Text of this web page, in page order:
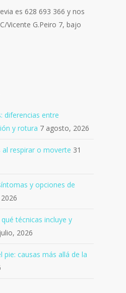
es 628 693 366 y nos
Vicente G.Peiro 7, bajo
diferencias entre
y rotura 7 agosto, 2026
respirar o moverte 31
y opciones de
técnicas incluye y
2026
pie: causas más allá de la